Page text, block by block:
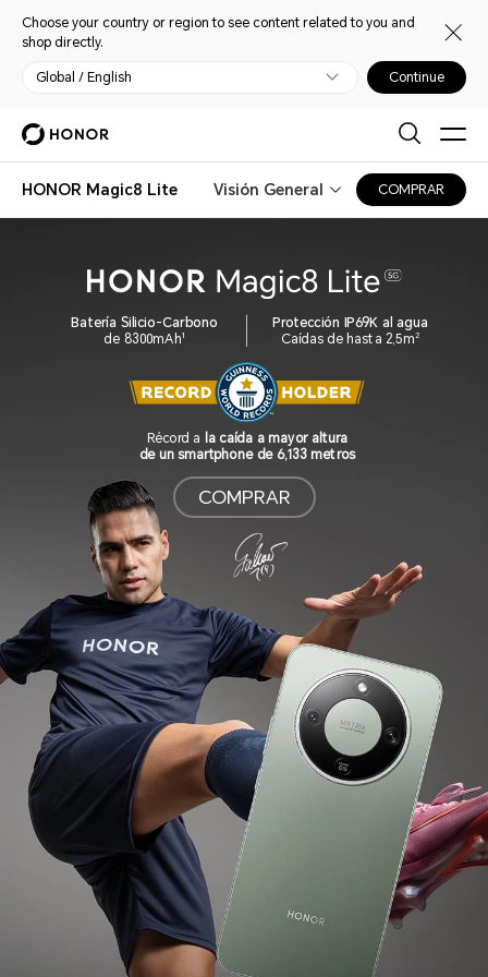
Choose your country or region to see content related to you and
shop directly.
Global / English Continue
HONOR Magic8 Lite Visión General COMPRAR
Batería Silicio-Carbono
de 8300mAh1
Protección IP69K al agua
Caídas de hasta 2,5m2
Récord a
la caída a mayor altura
de un smartphone de 6,133 metros
COMPRAR